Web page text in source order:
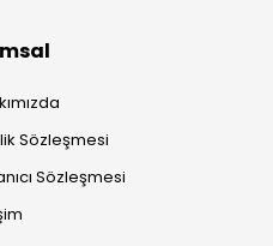
Sözleşmesi
Sözleşmesi